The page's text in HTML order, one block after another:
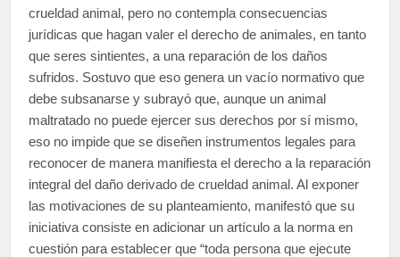
crueldad animal, pero no contempla consecuencias
jurídicas que hagan valer el derecho de animales, en tanto
que seres sintientes, a una reparación de los daños
sufridos. Sostuvo que eso genera un vacío normativo que
debe subsanarse y subrayó que, aunque un animal
maltratado no puede ejercer sus derechos por sí mismo,
eso no impide que se diseñen instrumentos legales para
reconocer de manera manifiesta el derecho a la reparación
integral del daño derivado de crueldad animal. Al exponer
las motivaciones de su planteamiento, manifestó que su
iniciativa consiste en adicionar un artículo a la norma en
cuestión para establecer que “toda persona que ejecute